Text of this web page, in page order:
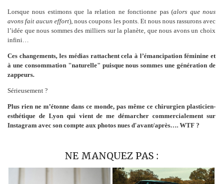
Lorsque nous estimons que la relation ne fonctionne pas (alors que nous
avons fait aucun effort), nous coupons les ponts. Et nous nous rassurons avec
l’idée que nous sommes des milliers sur la planète, que nous avons un choix
infini…
Ces changements, les médias rattachent cela à l’émancipation féminine et
à une consommation "naturelle" puisque nous sommes une génération de
zappeurs.
Sérieusement ?
Plus rien ne m’étonne dans ce monde, pas même ce chirurgien plasticien-
esthétique de Lyon qui vient de me démarcher commercialement sur
Instagram avec son compte aux photos nues d'avant/après…. WTF ?
NE MANQUEZ PAS :